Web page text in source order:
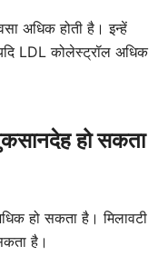
अधिक होती है। इन्हें
LDL कोलेस्ट्रॉल अधिक
हो सकता
हो सकता है। मिलावटी
है।